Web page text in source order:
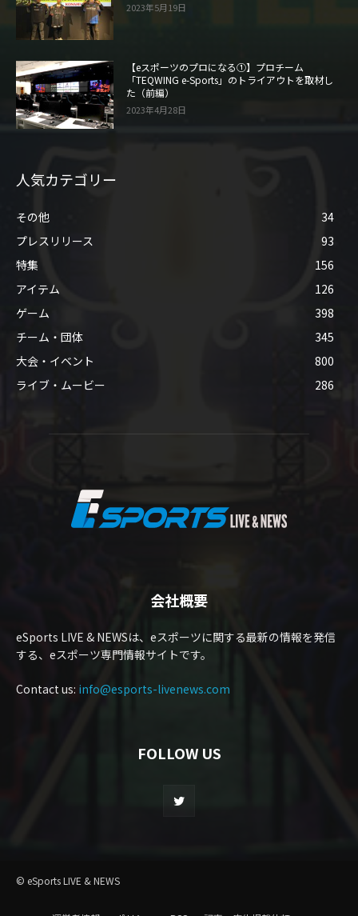
2023年5月19日
【eスポーツのプロになる①】プロチーム
「TEQWING e-Sports」のトライアウトを取材し
た（前編）
2023年4月28日
人気カテゴリー
その他
34
プレスリリース
93
特集
156
アイテム
126
ゲーム
398
チーム・団体
345
大会・イベント
800
ライブ・ムービー
286
会社概要
eSports LIVE & NEWSは、eスポーツに関する最新の情報を発信
する、eスポーツ専門情報サイトです。
Contact us: info@esports-livenews.com
FOLLOW US
© eSports LIVE & NEWS